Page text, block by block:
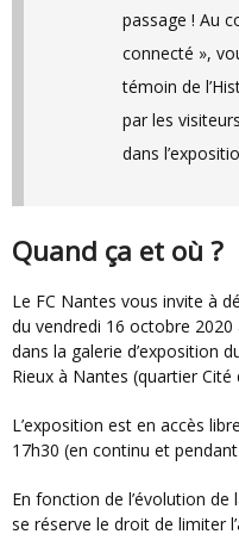
passage ! Au
connecté »,
témoin de
par les
dans
Quand ça et où ?
Le FC Nantes vous invite à découvrir cette exposition temporaire
du vendredi 16 octobre 2020
dans la galerie d’exposition
Rieux à Nantes (quartier Cité
L’exposition est en accès libre du lundi au vendredi, de 9h00 à
17h30 (en continu et
En fonction de l’évolution de la situation sanitaire, le Crédit Mutuel
se réserve le droit de limiter